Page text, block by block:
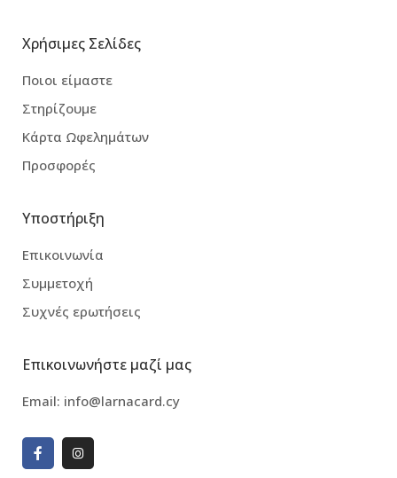
Χρήσιμες Σελίδες
Ποιοι είμαστε
Στηρίζουμε
Κάρτα Ωφελημάτων
Προσφορές
Υποστήριξη
Επικοινωνία
Συμμετοχή
Συχνές ερωτήσεις
Επικοινωνήστε μαζί μας
Email: info@larnacard.cy